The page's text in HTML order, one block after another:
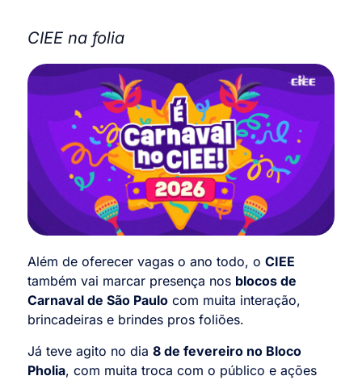
CIEE na folia
Além de oferecer vagas o ano todo, o CIEE
também vai marcar presença nos blocos de
Carnaval de São Paulo com muita interação,
brincadeiras e brindes pros foliões.
Já teve agito no dia 8 de fevereiro no Bloco
Pholia, com muita troca com o público e ações